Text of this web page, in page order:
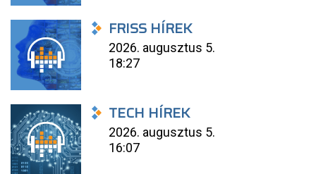
FRISS HÍREK
2026. augusztus 5.
18:27
TECH HÍREK
2026. augusztus 5.
16:07